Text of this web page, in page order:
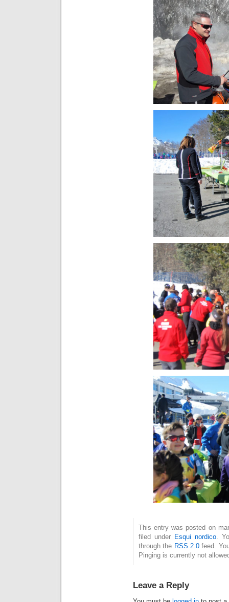
This entry was posted on
filed under Esqui nordico.
through the RSS 2.0 feed.
Pinging is currently not
Leave a Reply